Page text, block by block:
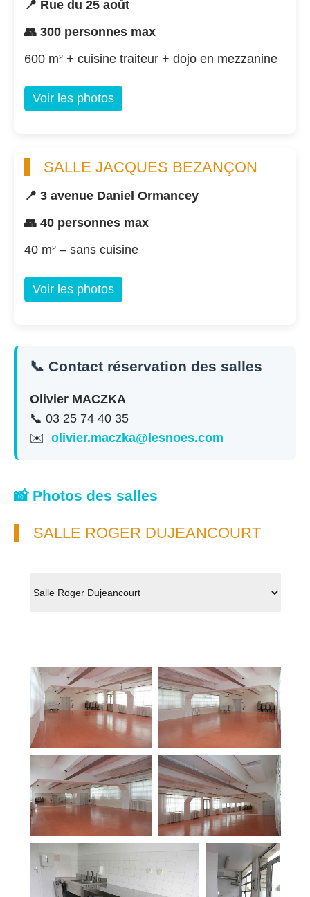
📍 Rue du 25 août
👥 300 personnes max
600 m² + cuisine traiteur + dojo en mezzanine
Voir les photos
SALLE JACQUES BEZANÇON
📍 3 avenue Daniel Ormancey
👥 40 personnes max
40 m² – sans cuisine
Voir les photos
📞 Contact réservation des salles
Olivier MACZKA
📞 03 25 74 40 35
✉️ olivier.maczka@lesnoes.com
📸 Photos des salles
SALLE ROGER DUJEANCOURT